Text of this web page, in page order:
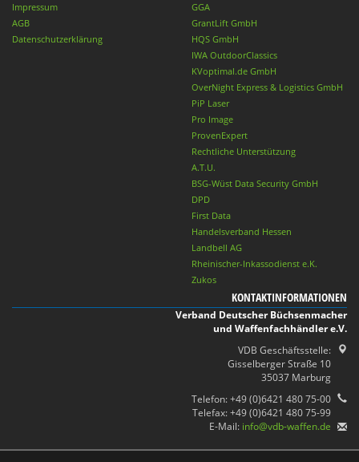
Impressum
AGB
Datenschutzerklärung
GGA
GrantLift GmbH
HQS GmbH
IWA OutdoorClassics
KVoptimal.de GmbH
OverNight Express & Logistics GmbH
PiP Laser
Pro Image
ProvenExpert
Rechtliche Unterstützung
A.T.U.
BSG-Wüst Data Security GmbH
DPD
First Data
Handelsverband Hessen
Landbell AG
Rheinischer-Inkassodienst e.K.
Zukos
KONTAKTINFORMATIONEN
Verband Deutscher Büchsenmacher
und Waffenfachhändler e.V.
VDB Geschäftsstelle:
Gisselberger Straße 10
35037 Marburg
Telefon: +49 (0)6421 480 75-00
Telefax: +49 (0)6421 480 75-99
E-Mail: info@vdb-waffen.de